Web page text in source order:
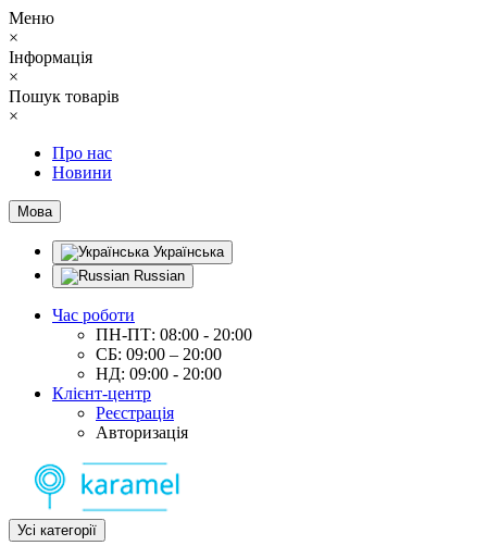
Меню
×
Інформація
×
Пошук товарів
×
Про нас
Новини
Мова
Українська
Russian
Час роботи
ПН-ПТ: 08:00 - 20:00
СБ: 09:00 – 20:00
НД: 09:00 - 20:00
Клієнт-центр
Реєстрація
Авторизація
Усі категорії